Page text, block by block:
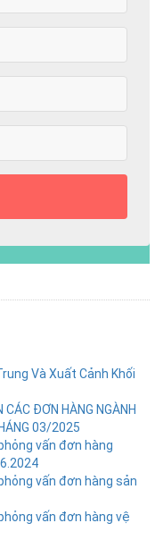
Và Xuất Cảnh Khối
ĐƠN HÀNG NGÀNH
03/2025
vấn đơn hàng
vấn đơn hàng sản
vấn đơn hàng vệ